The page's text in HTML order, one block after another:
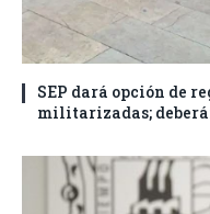
SEP dará opción de
militarizadas;